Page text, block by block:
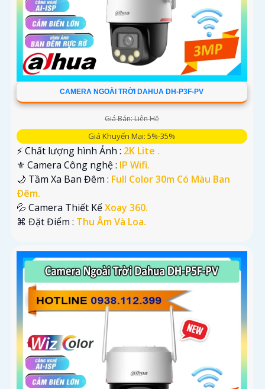
CAMERA NGOÀI TRỜI DAHUA DH-P3F-PV
Giá Bán: Liên Hệ
Giá Khuyến Mại: 5%-35%
️⚡ Chất lượng hình Ảnh : 2K Lite .
⚜️ Camera Công nghệ : IP Wifi.
🌙 Tầm Xa Ban Đêm : Full Color 30m Có Màu Ban
Ðêm.
💦 Camera Thiết KếXoay 360.
️⌘ Đặt Điểm : Thu Âm Và Loa.